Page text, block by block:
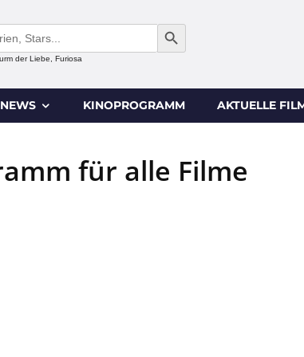
SEARCH BUTTON
der Liebe, Furiosa
NEWS KINOPROGRAMM AKTUELLE
für alle Filme